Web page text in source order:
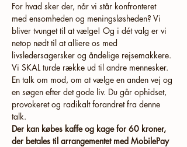
For hvad sker der, når vi står konfronteret
med ensomheden og meningsløsheden? Vi
bliver tvunget til at vælge! Og i dét valg er vi
netop nødt til at alliere os med
livsledersagersker og åndelige rejsemakkere.
Vi SKAL turde række ud til andre mennesker.
En talk om mod, om at vælge en anden vej og
en søgen efter det gode liv. Du går ophidset,
provokeret og radikalt forandret fra denne
talk.
Der kan købes kaffe og kage for 60 kroner,
der betales til arrangementet med MobilePay